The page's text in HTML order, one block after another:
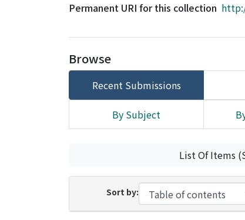
Permanent URI for this collection
Browse
Recent Submissions
By Subject
List Of Items
Sort by: